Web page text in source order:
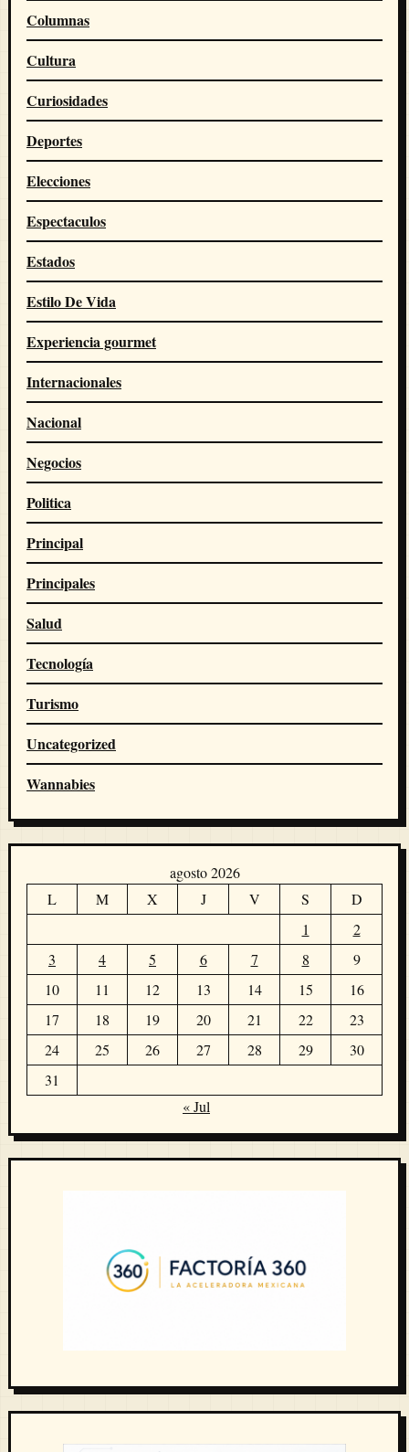
Columnas
Cultura
Curiosidades
Deportes
Elecciones
Espectaculos
Estados
Estilo De Vida
Experiencia gourmet
Internacionales
Nacional
Negocios
Politica
Principal
Principales
Salud
Tecnología
Turismo
Uncategorized
Wannabies
agosto 2026
L
M X J V S
D
1
2
3
4 5 6 7 8
9
10
11 12 13 14 15
16
17
18 19 20 21 22
23
24
25 26 27 28 29
30
31
« Jul